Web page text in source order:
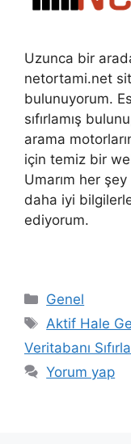
Uzunca bir
netortami.net
bulunuyorum.
sıfırlamış
arama
için temiz bir
Umarım her
daha iyi
ediyorum.
Kategoriler
Genel
Etiketler
Aktif Hale
Veritabanı
Yorum yap